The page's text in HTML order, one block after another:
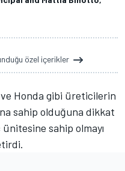
özel içerikler
Honda gibi üreticilerin
sahip olduğuna dikkat
sahip olmayı